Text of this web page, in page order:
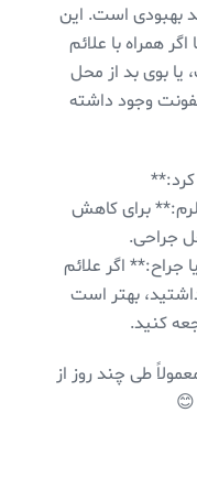
بهبودی است. این
همراه با علائم
یا بوی بد از محل
وجود داشته
برای کاهش
جراحی.
جراح:** اگر علائم
بهتر است
کنید.
طی چند روز از